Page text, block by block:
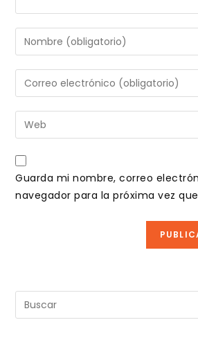
Introduce
tu
nombre
de
usuario
para
comentar
Introduce
tu
dirección
de
electrónico
para
comentar
Introduce
la
URL
de
Guarda mi nombre, correo
navegador para la próxima vez